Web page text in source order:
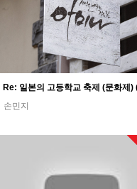
손민지